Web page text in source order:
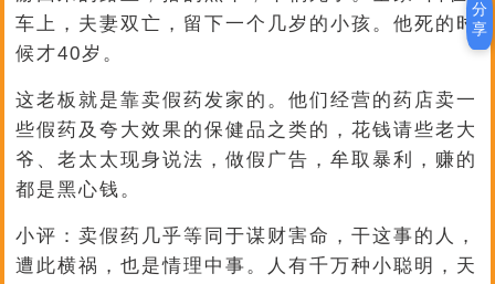
车上，夫妻双亡，留下一个几岁的小孩。他死的时
候才40岁。
这老板就是靠卖假药发家的。他们经营的药店卖一
些假药及夸大效果的保健品之类的，花钱请些老大
爷、老太太现身说法，做假广告，牟取暴利，赚的
都是黑心钱。
小评：卖假药几乎等同于谋财害命，干这事的人，
遭此横祸，也是情理中事。人有千万种小聪明，天
分
享